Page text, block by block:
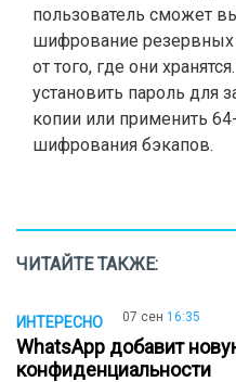
пользователь сможет
шифрование резервных
от того, где они
установить пароль для
копии или применить
шифрования бэкапов.
ЧИТАЙТЕ ТАКЖЕ:
ИНТЕРЕСНО 07 сен 16:35
WhatsApp добавит
конфиденциальности